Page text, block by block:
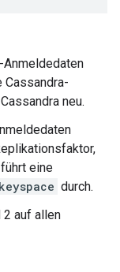
Anmeldedaten
neu.
eine
durch.
2 auf allen